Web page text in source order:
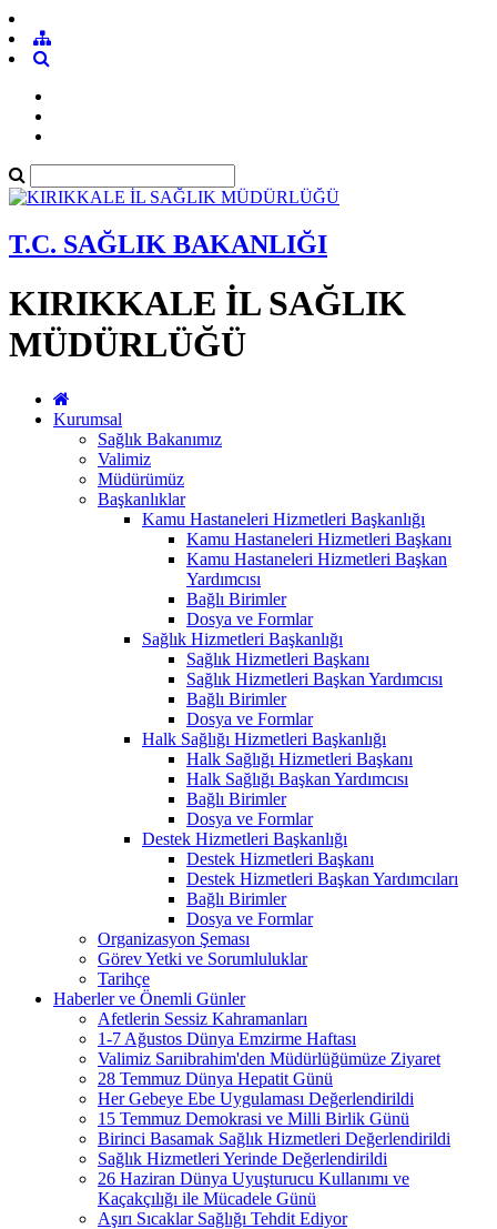
T.C. SAĞLIK BAKANLIĞI
KIRIKKALE İL SAĞLIK
MÜDÜRLÜĞÜ
Kurumsal
Sağlık Bakanımız
Valimiz
Müdürümüz
Başkanlıklar
Kamu Hastaneleri Hizmetleri Başkanlığı
Kamu Hastaneleri Hizmetleri Başkanı
Kamu Hastaneleri Hizmetleri Başkan
Yardımcısı
Bağlı Birimler
Dosya ve Formlar
Sağlık Hizmetleri Başkanlığı
Sağlık Hizmetleri Başkanı
Sağlık Hizmetleri Başkan Yardımcısı
Bağlı Birimler
Dosya ve Formlar
Halk Sağlığı Hizmetleri Başkanlığı
Halk Sağlığı Hizmetleri Başkanı
Halk Sağlığı Başkan Yardımcısı
Bağlı Birimler
Dosya ve Formlar
Destek Hizmetleri Başkanlığı
Destek Hizmetleri Başkanı
Destek Hizmetleri Başkan Yardımcıları
Bağlı Birimler
Dosya ve Formlar
Organizasyon Şeması
Görev Yetki ve Sorumluluklar
Tarihçe
Haberler ve Önemli Günler
Afetlerin Sessiz Kahramanları
1-7 Ağustos Dünya Emzirme Haftası
Valimiz Sarıibrahim'den Müdürlüğümüze Ziyaret
28 Temmuz Dünya Hepatit Günü
Her Gebeye Ebe Uygulaması Değerlendirildi
15 Temmuz Demokrasi ve Milli Birlik Günü
Birinci Basamak Sağlık Hizmetleri Değerlendirildi
Sağlık Hizmetleri Yerinde Değerlendirildi
26 Haziran Dünya Uyuşturucu Kullanımı ve
Kaçakçılığı ile Mücadele Günü
Aşırı Sıcaklar Sağlığı Tehdit Ediyor